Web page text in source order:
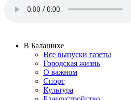
В Балашихе
Все выпуски газеты
Городская жизнь
О важном
Спорт
Культура